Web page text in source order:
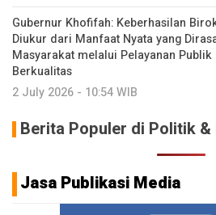
Gubernur Khofifah: Keberhasilan
Diukur dari Manfaat Nyata yang
Masyarakat melalui Pelayanan Publik
Berkualitas
2 July 2026 - 10:54 WIB
Berita Populer di Politik &
Jasa Publikasi Media